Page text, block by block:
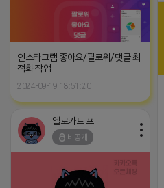
인스타그램 좋아요/팔로워/댓글 최
적화 작업
2024-09-19 18:51:20
옐로카드 프로도
비공개